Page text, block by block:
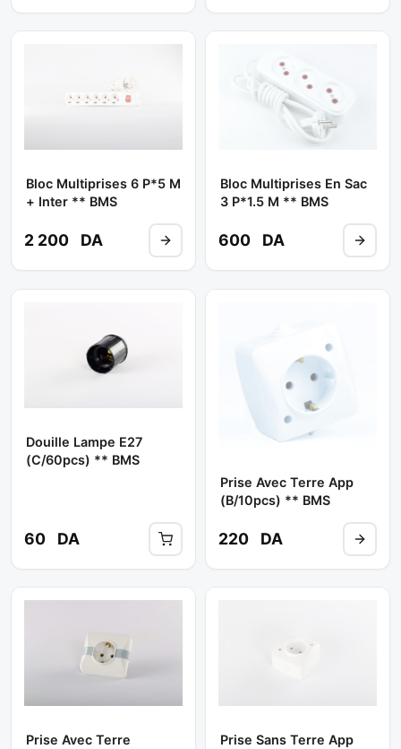
Bloc Multiprises 6 P*5 M
+ Inter ** BMS
2 200 DA
Bloc Multiprises En Sac
3 P*1.5 M ** BMS
600 DA
Douille Lampe E27
(c/60pcs) ** BMS
60 DA
Prise Avec Terre App
(b/10pcs) ** BMS
220 DA
Prise Avec Terre
Prise Sans Terre App